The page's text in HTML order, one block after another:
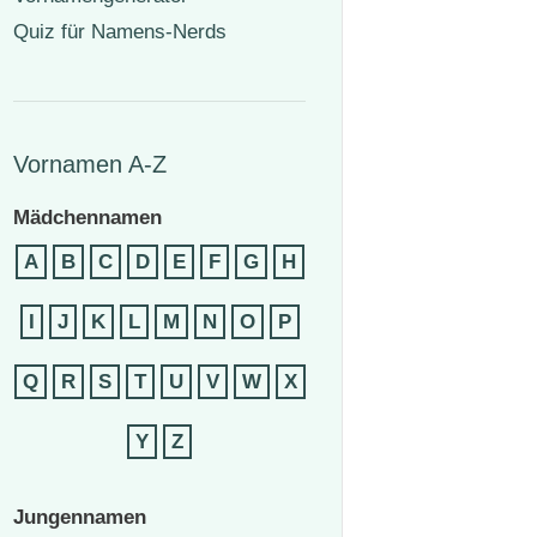
Quiz für Namens-Nerds
Vornamen A-Z
Mädchennamen
A
B C D E F G H
I J K L M N O P
Q R S T U V W X
Y Z
Jungennamen